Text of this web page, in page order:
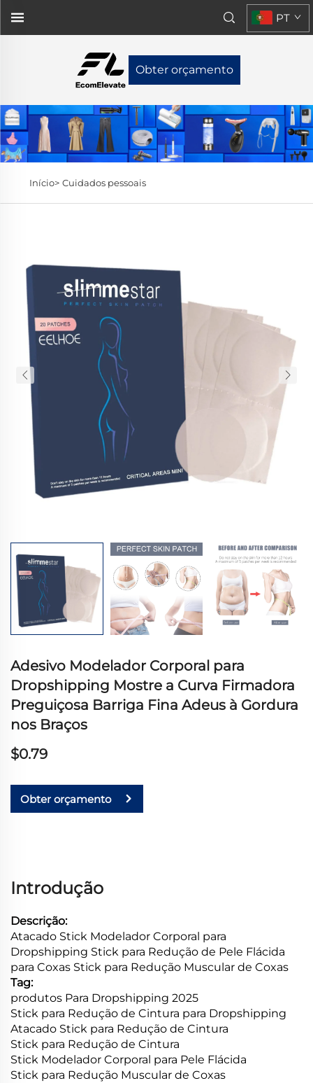
Obter orçamento
PT
Início> Cuidados pessoais
Adesivo Modelador Corporal para
Dropshipping Mostre a Curva Firmadora
Preguiçosa Barriga Fina Adeus à Gordura
nos Braços
$0.79
Obter orçamento
Introdução
Descrição:
Atacado Stick Modelador Corporal para
Dropshipping Stick para Redução de Pele Flácida
para Coxas Stick para Redução Muscular de Coxas
Tag:
produtos Para Dropshipping 2025
Stick para Redução de Cintura para Dropshipping
Atacado Stick para Redução de Cintura
Stick para Redução de Cintura
Stick Modelador Corporal para Pele Flácida
Stick para Redução Muscular de Coxas